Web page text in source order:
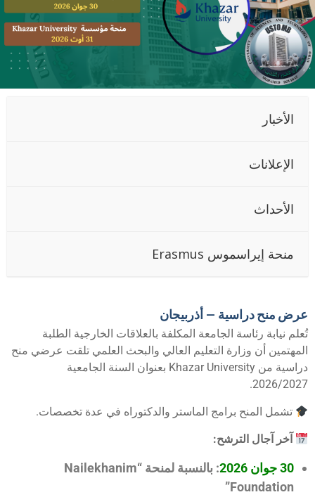
الأخبار
الإعلانات
الأحداث
منحة إيراسموس Erasmus
منح دراسية – أذربيجان
نيابة رئاسة الجامعة المكلفة بالعلاقات الخارجية الطلبة
أن وزارة التعليم العالي والبحث العلمي تلقت عرضي منح
منKhazar Universityبعنوان السنة الجامعية
2026/
تشمل المنح برامج الماستر والدكتوراه في عدة تخصصات.
آخر آجال الترشح:
30 جوان 2026
: بالنسبة لمنحة “Nailekhanim
Foundation”